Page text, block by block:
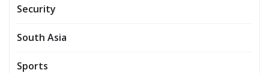
Security
South Asia
Sports